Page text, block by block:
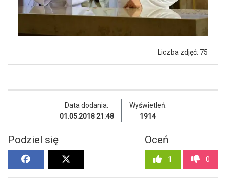
Liczba zdjęć: 75
Data dodania:
01.05.2018 21:48
Wyświetleń:
1914
Podziel się Oceń
1 0